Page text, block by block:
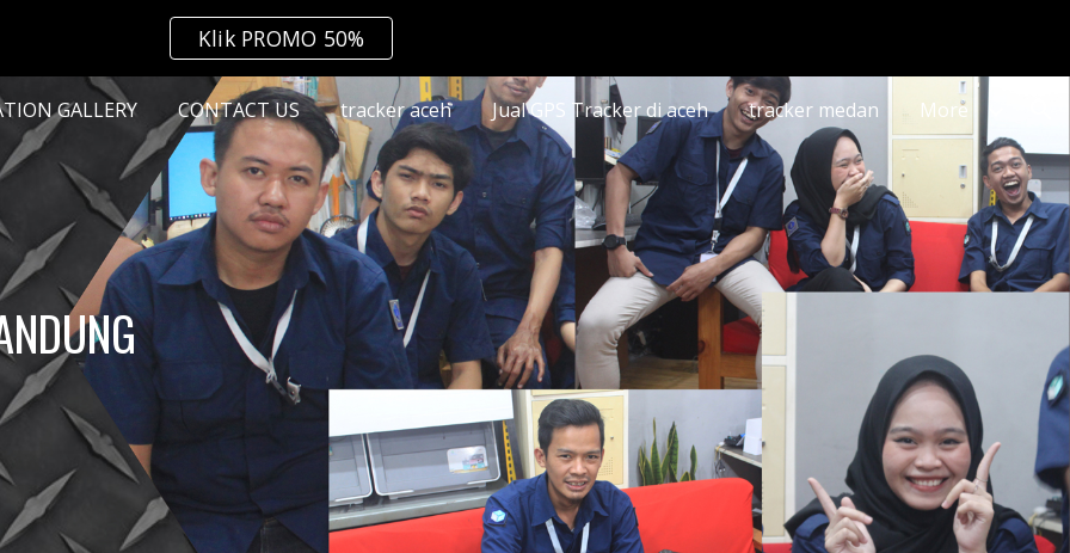
Klik PROMO 50%
GALLERY CONTACT US tracker aceh Jual GPS Tracker di aceh tracker medan More